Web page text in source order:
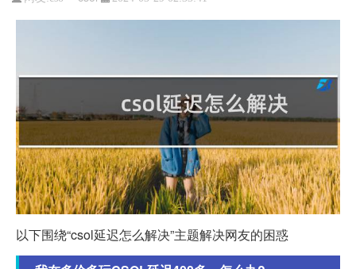
以下围绕“csol延迟怎么解决”主题解决网友的困惑